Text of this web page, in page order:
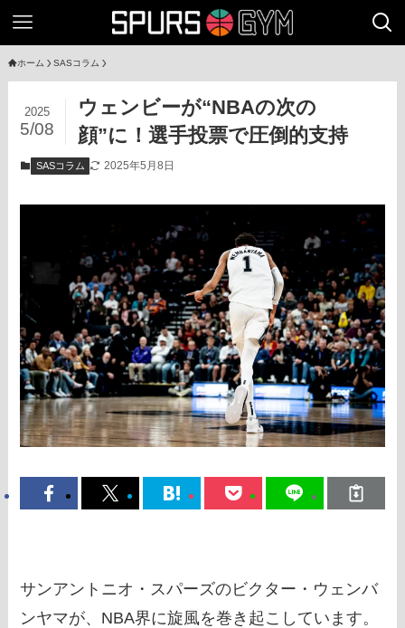
ホーム SASコラム
ウェンビーが“NBAの次の
顔”に！選手投票で圧倒的支持
2025
5/08
SASコラム 2025年5月8日
サンアントニオ・スパーズのビクター・ウェンバ
ンヤマが、NBA界に旋風を巻き起こしています。